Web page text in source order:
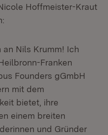
Hoffmeister-Kraut
an Nils Krumm! Ich
Franken
Founders gGmbH
mit dem
bietet, ihre
einem breiten
und Gründer